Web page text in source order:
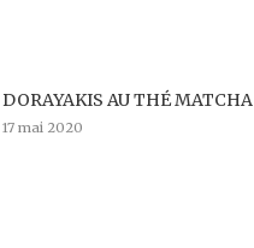
DORAYAKIS AU THÉ MATCHA
17 mai 2020